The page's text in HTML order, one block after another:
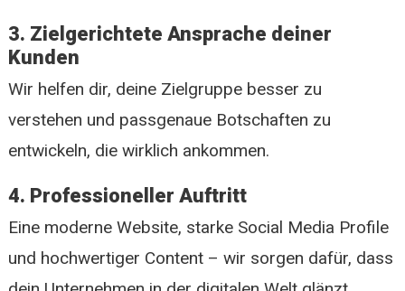
3. Zielgerichtete Ansprache deiner
Kunden
Wir helfen dir, deine Zielgruppe besser zu
verstehen und passgenaue Botschaften zu
entwickeln, die wirklich ankommen.
4. Professioneller Auftritt
Eine moderne Website, starke Social Media Profile
und hochwertiger Content – wir sorgen dafür, dass